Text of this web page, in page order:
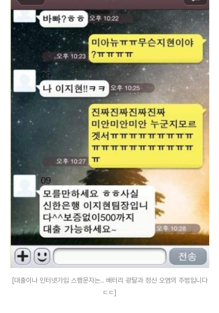
[대출이나 인터넷가입 스팸문자는.. 배터리 광탈과 정신 오염의 주범입니다
ㄷㄷ]